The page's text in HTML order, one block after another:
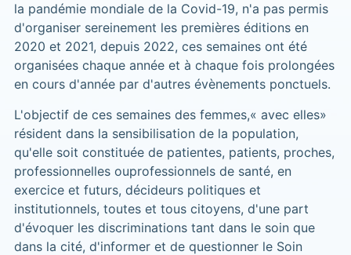
la pandémie mondiale de la Covid-19, n'a pas permis
d'organiser sereinement les premières éditions en
2020 et 2021, depuis 2022, ces semaines ont été
organisées chaque année et à chaque fois prolongées
en cours d'année par d'autres évènements ponctuels.
L'objectif de ces semaines des femmes,« avec elles»
résident dans la sensibilisation de la population,
qu'elle soit constituée de patientes, patients, proches,
professionnelles ouprofessionnels de santé, en
exercice et futurs, décideurs politiques et
institutionnels, toutes et tous citoyens, d'une part
d'évoquer les discriminations tant dans le soin que
dans la cité, d'informer et de questionner le Soin